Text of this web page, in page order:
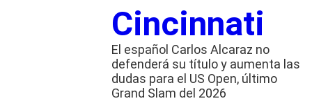
Cincinnati
El español Carlos Alcaraz no
defenderá su título y aumenta las
dudas para el US Open, último
Grand Slam del 2026